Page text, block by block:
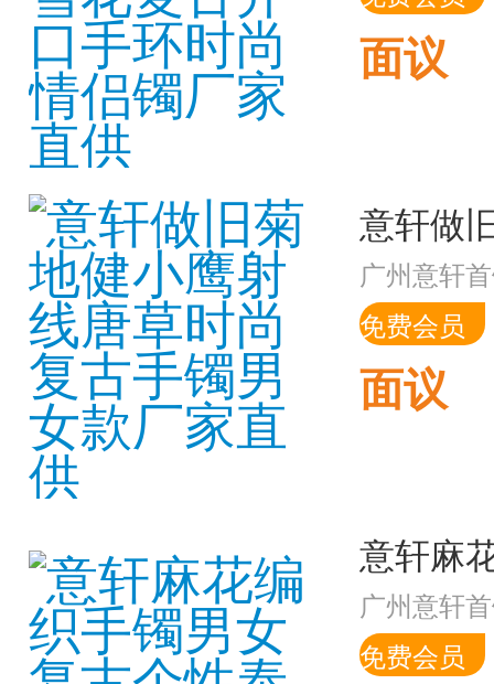
面议
广州意轩
免费会员
面议
广州意轩
免费会员